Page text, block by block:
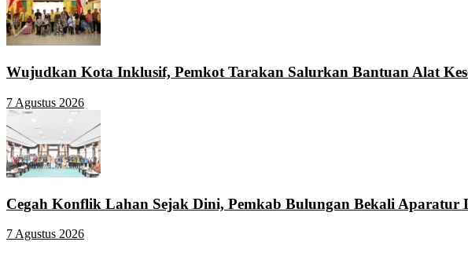
Wujudkan Kota Inklusif, Pemkot Tarakan Salurkan Bantuan Alat
7 Agustus 2026
Cegah Konflik Lahan Sejak Dini, Pemkab Bulungan Bekali Aparatur
7 Agustus 2026